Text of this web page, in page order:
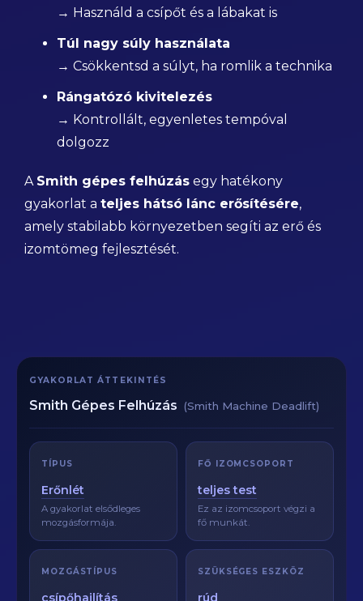
→ Használd a csípőt és a lábakat is
Túl nagy súly használata
→ Csökkentsd a súlyt, ha romlik a technika
Rángatózó kivitelezés
→ Kontrollált, egyenletes tempóval
dolgozz
A Smith gépes felhúzás egy hatékony
gyakorlat a teljes hátsó lánc erősítésére,
amely stabilabb környezetben segíti az erő és
izomtömeg fejlesztését.
GYAKORLAT ÁTTEKINTÉS
Smith Gépes Felhúzás (Smith Machine Deadlift)
TÍPUS
Erőnlét
A gyakorlat elsődleges
mozgásformája.
FŐ IZOMCSOPORT
teljes test
Ez az izomcsoport végzi a
fő munkát.
MOZGÁSTÍPUS
csípőhajlítás
SZÜKSÉGES ESZKÖZ
rúd